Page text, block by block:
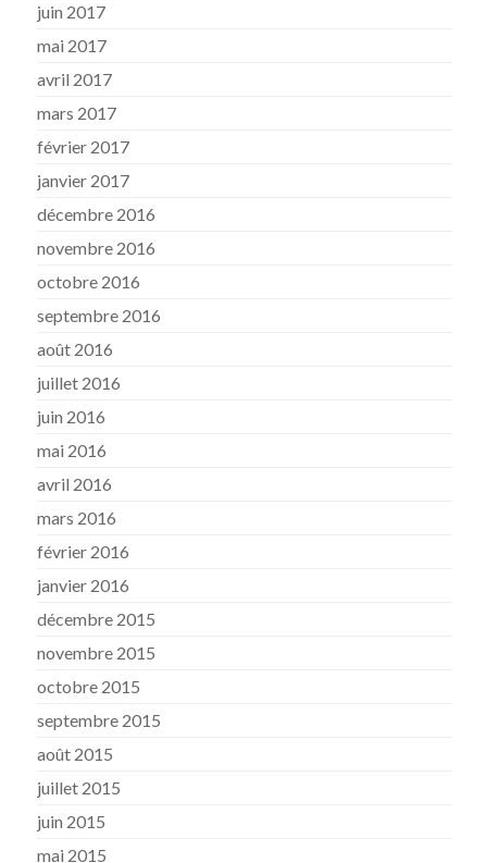
juin 2017
mai 2017
avril 2017
mars 2017
février 2017
janvier 2017
décembre 2016
novembre 2016
octobre 2016
septembre 2016
août 2016
juillet 2016
juin 2016
mai 2016
avril 2016
mars 2016
février 2016
janvier 2016
décembre 2015
novembre 2015
octobre 2015
septembre 2015
août 2015
juillet 2015
juin 2015
mai 2015